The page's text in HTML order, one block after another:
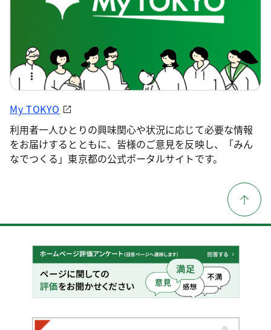
My TOKYO
利用者一人ひとりの興味関心や状況に応じて必要な情報
をお届けするとともに、皆様のご意見を反映し、「みん
なでつくる」東京都の公式ポータルサイトです。